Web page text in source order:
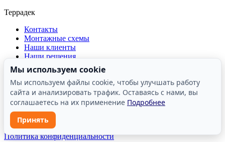
Террадек
Контакты
Монтажные схемы
Наши клиенты
Наши решения
Отзывы о компании
Производство
Реквизиты
Сертификаты и лицензии
ООО «Террасные решения» | ИНН: 7731482610
Политика конфиденциальности
Мы используем cookie
Мы используем файлы cookie, чтобы улучшать работу
сайта и анализировать трафик. Оставаясь с нами, вы
соглашаетесь на их применение Подробнее
Принять